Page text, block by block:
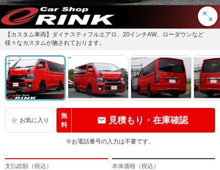
【カスタム車両】ダイナスティフルエアロ、20インチAW、ローダウンなど
様々なカスタムが施されております。
無
料
見積もり・在庫確認
※お電話番号の入力は不要です。
支払総額（税込） 本体価格（税込）